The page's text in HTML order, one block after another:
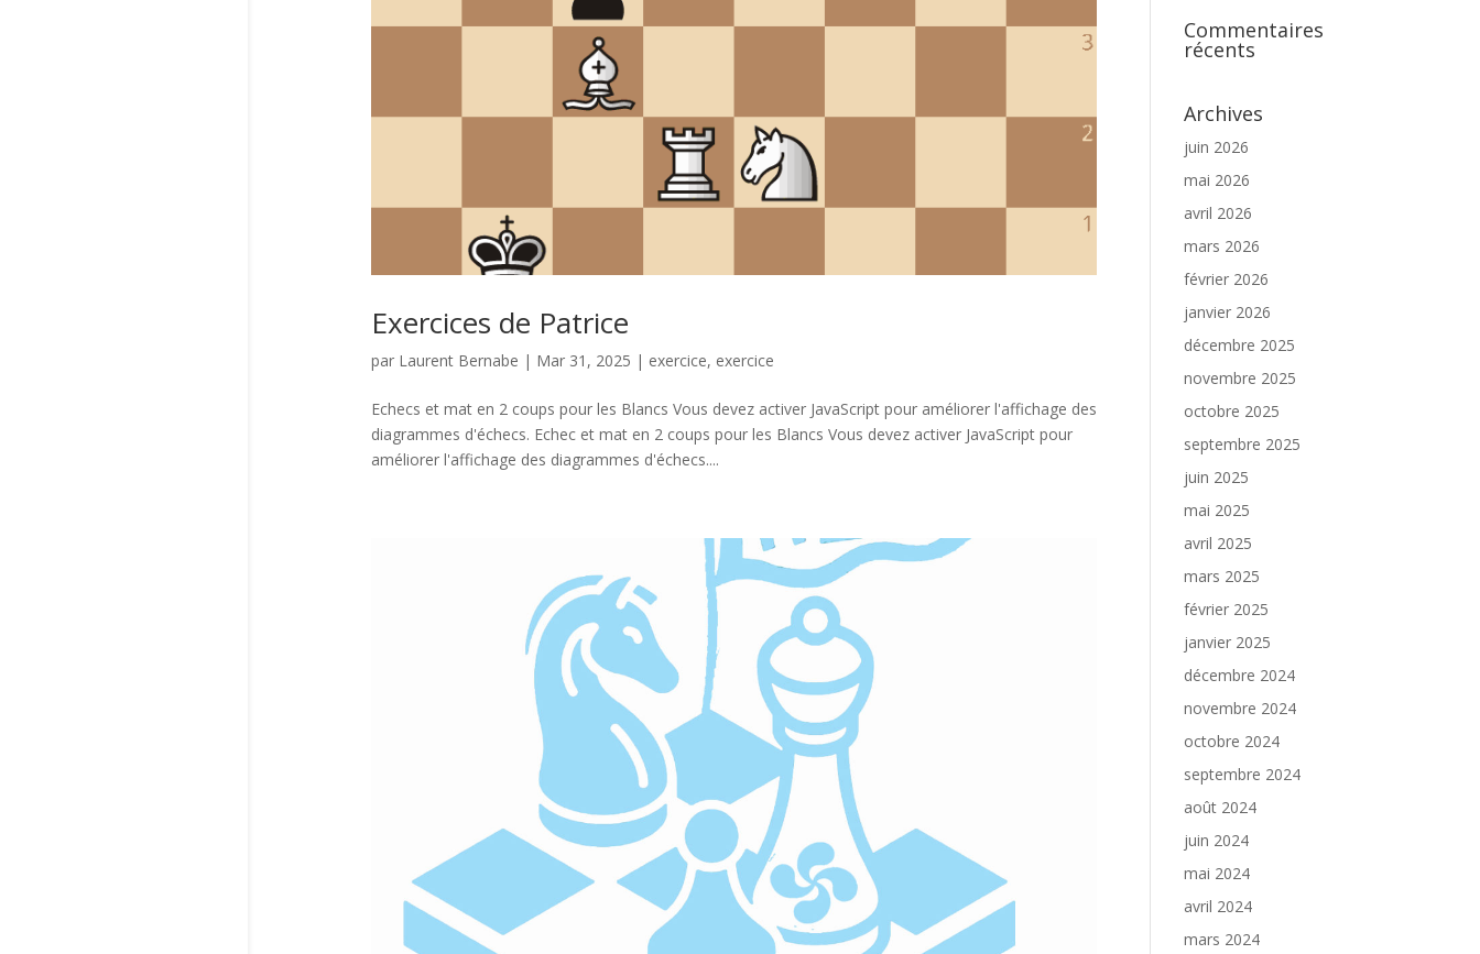
Exercices de Patrice
par Laurent Bernabe | Mar 31, 2025 | exercice, exercice
Echecs et mat en 2 coups pour les Blancs Vous devez activer JavaScript pour améliorer l'affichage des
diagrammes d'échecs. Echec et mat en 2 coups pour les Blancs Vous devez activer JavaScript pour
améliorer l'affichage des diagrammes d'échecs....
Commentaires
récents
Archives
juin 2026
mai 2026
avril 2026
mars 2026
février 2026
janvier 2026
décembre 2025
novembre 2025
octobre 2025
septembre 2025
juin 2025
mai 2025
avril 2025
mars 2025
février 2025
janvier 2025
décembre 2024
novembre 2024
octobre 2024
septembre 2024
août 2024
juin 2024
mai 2024
avril 2024
mars 2024